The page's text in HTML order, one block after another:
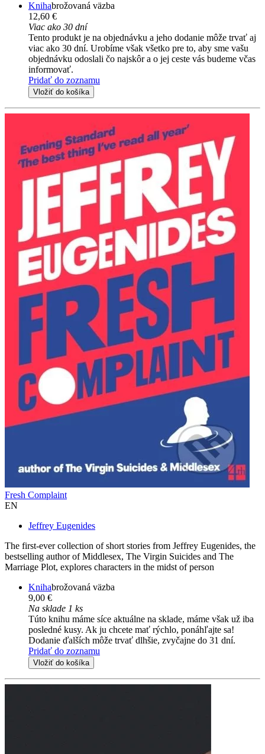
Knihabrožovaná väzba
12,60 €
Viac ako 30 dní
Tento produkt je na objednávku a jeho dodanie môže trvať aj
viac ako 30 dní. Urobíme však všetko pre to, aby sme vašu
objednávku odoslali čo najskôr a o jej ceste vás budeme včas
informovať.
Pridať do zoznamu
Vložiť do košíka
Fresh Complaint
EN
Jeffrey Eugenides
The first-ever collection of short stories from Jeffrey Eugenides, the
bestselling author of Middlesex, The Virgin Suicides and The
Marriage Plot, explores characters in the midst of person
Knihabrožovaná väzba
9,00 €
Na sklade 1 ks
Túto knihu máme síce aktuálne na sklade, máme však už iba
posledné kusy. Ak ju chcete mať rýchlo, ponáhľajte sa!
Dodanie ďalších môže trvať dlhšie, zvyčajne do 31 dní.
Pridať do zoznamu
Vložiť do košíka